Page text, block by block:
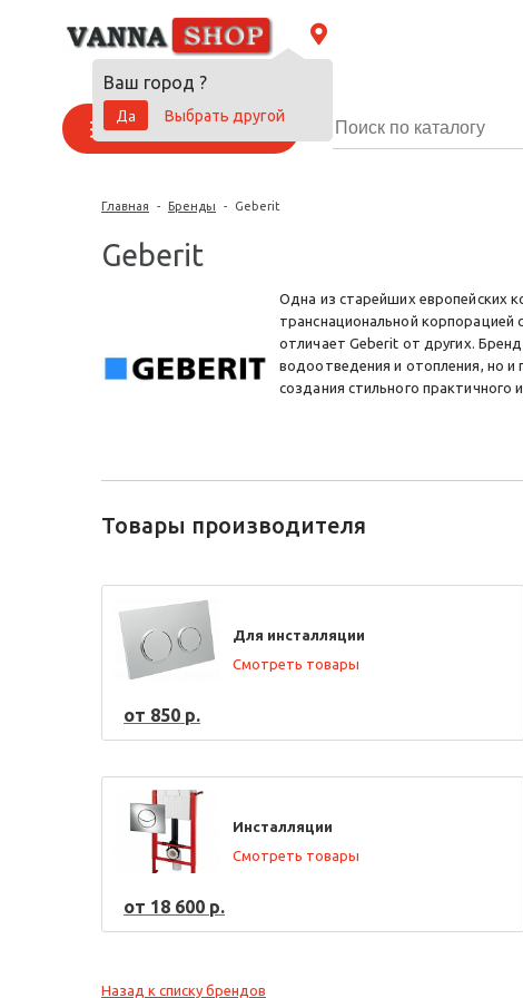
Ваш город ?
Да
Выбрать другой
Каталог товаров
Главная - Бренды - Geberit
Geberit
Одна из старейших европейских
транснациональной корпорацией
отличает Geberit от других.
водоотведения и отопления, но и
создания стильного практичного
Товары производителя
Для инсталляции
Смотреть товары
от 850 р.
Инсталляции
Смотреть товары
от 18 600 р.
Назад к списку брендов